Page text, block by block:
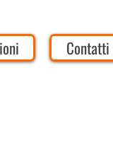
Contatti